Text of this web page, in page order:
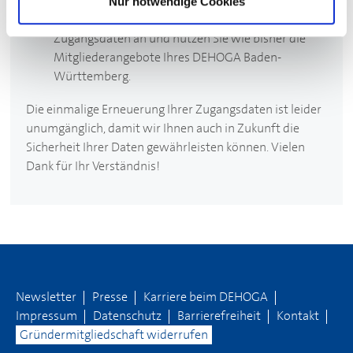
Melden Sie sich dann mit Ihren neuen
Zugangsdaten an und nutzen Sie wie bisher die
Mitgliederangebote Ihres DEHOGABaden-
Württemberg.
Die einmalige Erneuerung Ihrer Zugangsdaten ist leider
unumgänglich, damit wir Ihnen auch in Zukunft die
Sicherheit Ihrer Daten gewährleisten können. Vielen
Dank für Ihr Verständnis!
Newsletter Presse Karriere beim DEHOGA
Impressum
Datenschutz Barrierefreiheit
Kontakt
Gründermitgliedschaft widerrufen